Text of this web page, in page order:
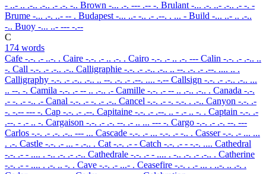
- ..- .. .-.. .-.. .- .-. -.. Brown -... .-. --- .-- -. Brulant -... .-. ..- .-.. .- -. -
Brume -... .-. ..- -- . Budapest -... ..- -.. .- .--. . ... - Build -... ..- .. .-..
-.. Buoy -... ..- --- -.--
C
174 words
Cafe -.-. .- ..-. . Caire -.-. .- .. .-. . Cairo -.-. .- .. .-. --- Calin -.-. .- .-.. ..
-. Call -.-. .- .-.. .-.. Calligraphie -.-. .- .-.. .-.. .. --. .-. .- .--. .... .. .
Calligraphy -.-. .- .-.. .-.. .. --. .-. .- .--. .... -.-- Callsign -.-. .- .-.. .-.. ...
.. --. -. Camila -.-. .- -- .. .-.. .- Camille -.-. .- -- .. .-.. .-.. . Canada -.-.
.- -. .- -.. .- Canal -.-. .- -. .- .-.. Cancel -.-. .- -. -.-. . .-.. Canyon -.-. .-
-. -.-- --- -. Cap -.-. .- .--. Capitaine -.-. .- .--. .. - .- .. -. . Captain -.-. .-
.--. - .- .. -. Cargaison -.-. .- .-. --. .- .. ... --- -. Cargo -.-. .- .-. --. ---
Carlos -.-. .- .-. .-.. --- ... Cascade -.-. .- ... -.-. .- -.. . Casser-.-. .- ... ...
. .-. Castle -.-. .- ... - .-.. . Cat -.-. .- - Catch -.-. .- - -.-. .... Cathedral
-.-. .- - .... . -.. .-. .- .-.. Cathedrale -.-. .- - .... . -.. .-. .- .-.. . Catherine
-.-. .- - .... . .-. .. -. . Cave -.-. .- ...- . Ceasefire -.-. . .- ... . ..-. .. .-. .